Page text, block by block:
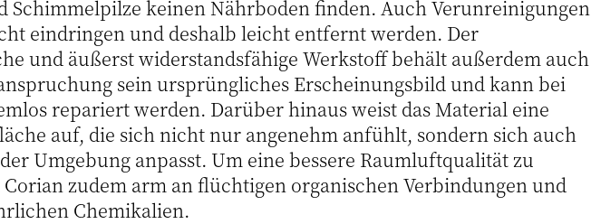
Schimmelpilze keinen Nährboden finden. Auch Verunreinigungen
eindringen und deshalb leicht entfernt werden. Der
und äußerst widerstandsfähige Werkstoff behält außerdem auch
sein ursprüngliches Erscheinungsbild und kann bei
repariert werden. Darüber hinaus weist das Material eine
auf, die sich nicht nur angenehm anfühlt, sondern sich auch
Umgebung anpasst. Um eine bessere Raumluftqualität zu
zudem arm an flüchtigen organischen Verbindungen und
Chemikalien.